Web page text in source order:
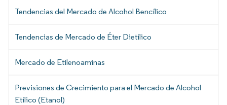
Tendencias del Mercado de Alcohol Bencílico
Tendencias de Mercado de Éter Dietílico
Mercado de Etilenoaminas
Previsiones de Crecimiento para el Mercado de Alcohol
Etílico (Etanol)